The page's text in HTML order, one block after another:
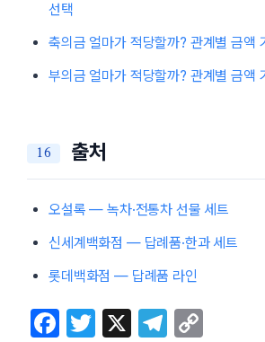
선택
축의금 얼마가 적당할까? 관계별 금액
부의금 얼마가 적당할까? 관계별 금액
출처
오설록 — 녹차·전통차 선물 세트
신세계백화점 — 답례품·한과 세트
롯데백화점 — 답례품 라인
F
T
X
T